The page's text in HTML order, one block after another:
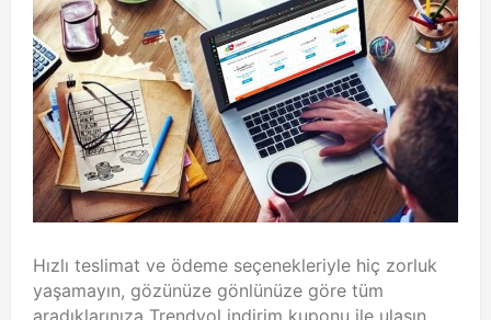
Hızlı teslimat ve ödeme seçenekleriyle hiç zorluk
yaşamayın, gözünüze gönlünüze göre tüm
aradıklarınıza Trendyol indirim kuponu ile ulaşın.